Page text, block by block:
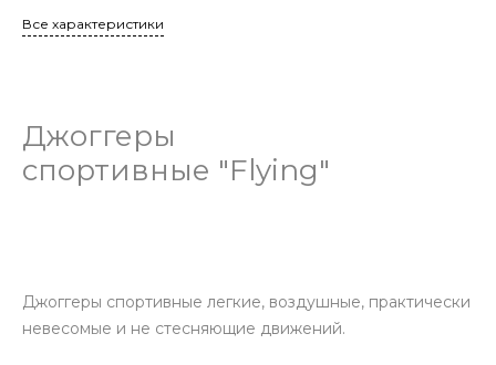
Все характеристики
Джоггеры
спортивные "Flying"
Джоггеры спортивные легкие, воздушные, практически
невесомые и не стесняющие движений.